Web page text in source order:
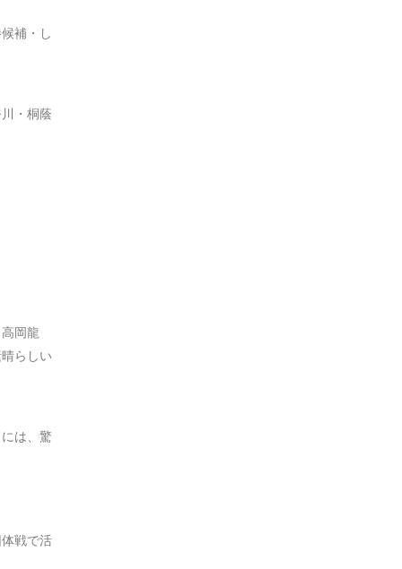
補・し
・桐蔭
岡龍
らしい
は、驚
戦で活